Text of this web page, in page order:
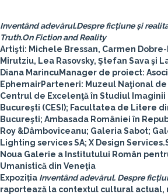
Inventând adevărul.Despre ficțiune și
Truth.On Fiction and Reality
Artişti: Michele Bressan, Carmen
Mirutziu, Lea Rasovsky, Ştefan Sava şi
Diana MarincuManager de proiect:
EphemairParteneri: Muzeul Naţional
Centrul de Excelenţă în Studiul
Bucureşti (CESI); Facultatea de Litere
Bucureşti; Ambasada României în
Roy &Dâmboviceanu; Galeria Sabot;
Lighting services SA; X Design Services.
Noua Galerie a Institutului Român
Umanistică din Veneţia
Expoziția Inventând adevărul. Despre
raportează la contextul cultural actual,